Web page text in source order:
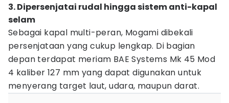
3. Dipersenjatai rudal hingga sistem anti-kapal
selam
Sebagai kapal multi-peran, Mogami dibekali
persenjataan yang cukup lengkap. Di bagian
depan terdapat meriam BAE Systems Mk 45 Mod
4 kaliber 127 mm yang dapat digunakan untuk
menyerang target laut, udara, maupun darat.